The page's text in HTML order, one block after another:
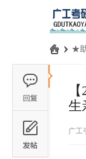
› ★
生
广工